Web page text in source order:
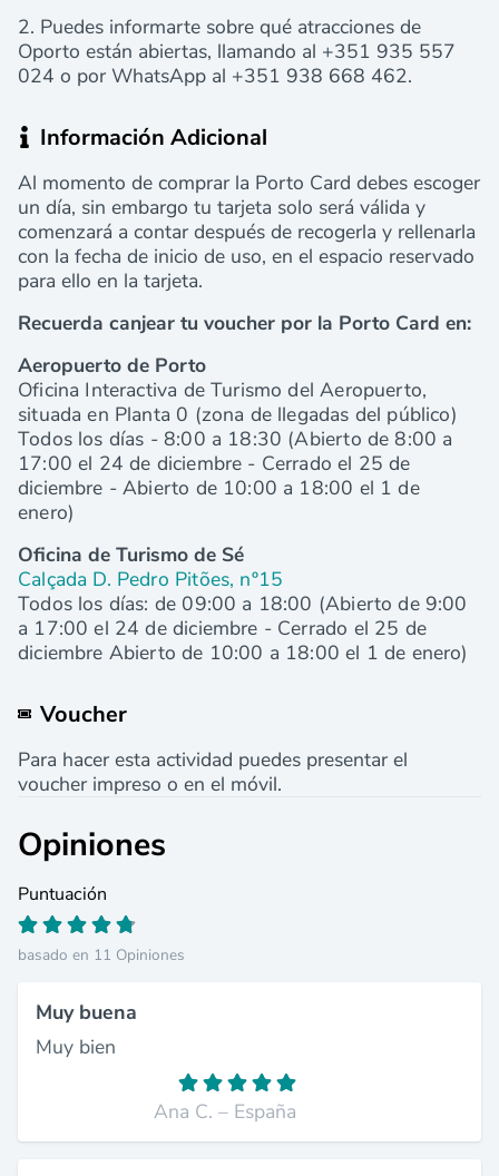
2. Puedes informarte sobre qué atracciones de
Oporto están abiertas, llamando al +351 935 557
024 o por WhatsApp al +351 938 668 462.
Información Adicional
Al momento de comprar la Porto Card debes escoger
un día, sin embargo tu tarjeta solo será válida y
comenzará a contar después de recogerla y rellenarla
con la fecha de inicio de uso, en el espacio reservado
para ello en la tarjeta.
Recuerda canjear tu voucher por la Porto Card en:
Aeropuerto de Porto
Oficina Interactiva de Turismo del Aeropuerto,
situada en Planta 0 (zona de llegadas del público)
Todos los días - 8:00 a 18:30 (Abierto de 8:00 a
17:00 el 24 de diciembre - Cerrado el 25 de
diciembre -Abierto de 10:00 a 18:00 el 1 de
enero)
Oficina de Turismo de Sé
Calçada D. Pedro Pitões, nº15
Todos los días: de 09:00 a 18:00 (Abierto de 9:00
a 17:00 el 24 de diciembre - Cerrado el 25 de
diciembre Abierto de 10:00 a 18:00 el 1 de enero)
Voucher
Para hacer esta actividad puedes presentar el
voucher impreso o en el móvil.
Opiniones
Puntuación
basado en 11 Opiniones
Muy buena
Muy bien
Ana C. – España